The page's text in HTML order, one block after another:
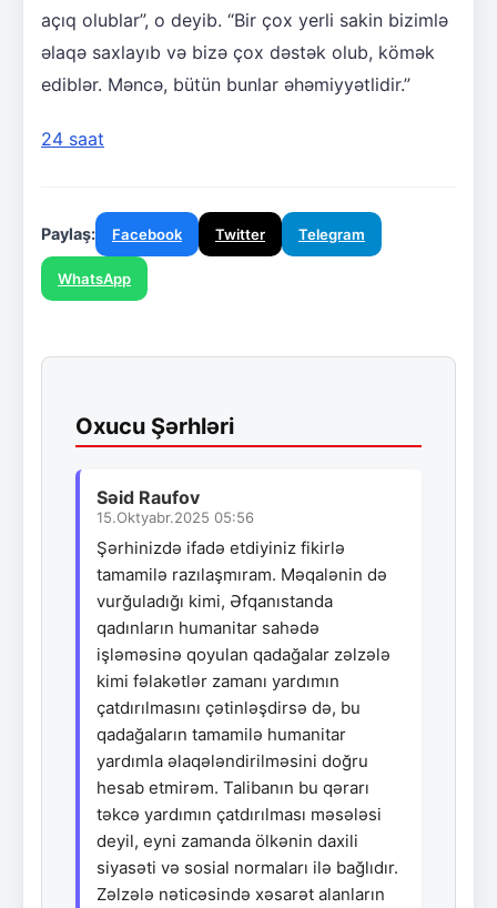
açıq olublar”, o deyib. “Bir çox yerli sakin bizimlə
əlaqə saxlayıb və bizə çox dəstək olub, kömək
ediblər. Məncə, bütün bunlar əhəmiyyətlidir.”
24 saat
Paylaş: Facebook Twitter Telegram
WhatsApp
Oxucu Şərhləri
Səid Raufov
15.Oktyabr.2025 05:56
Şərhinizdə ifadə etdiyiniz fikirlə
tamamilə razılaşmıram. Məqalənin də
vurğuladığı kimi, Əfqanıstanda
qadınların humanitar sahədə
işləməsinə qoyulan qadağalar zəlzələ
kimi fəlakətlər zamanı yardımın
çatdırılmasını çətinləşdirsə də, bu
qadağaların tamamilə humanitar
yardımla əlaqələndirilməsini doğru
hesab etmirəm. Talibanın bu qərarı
təkcə yardımın çatdırılması məsələsi
deyil, eyni zamanda ölkənin daxili
siyasəti və sosial normaları ilə bağlıdır.
Zəlzələ nəticəsində xəsarət alanların